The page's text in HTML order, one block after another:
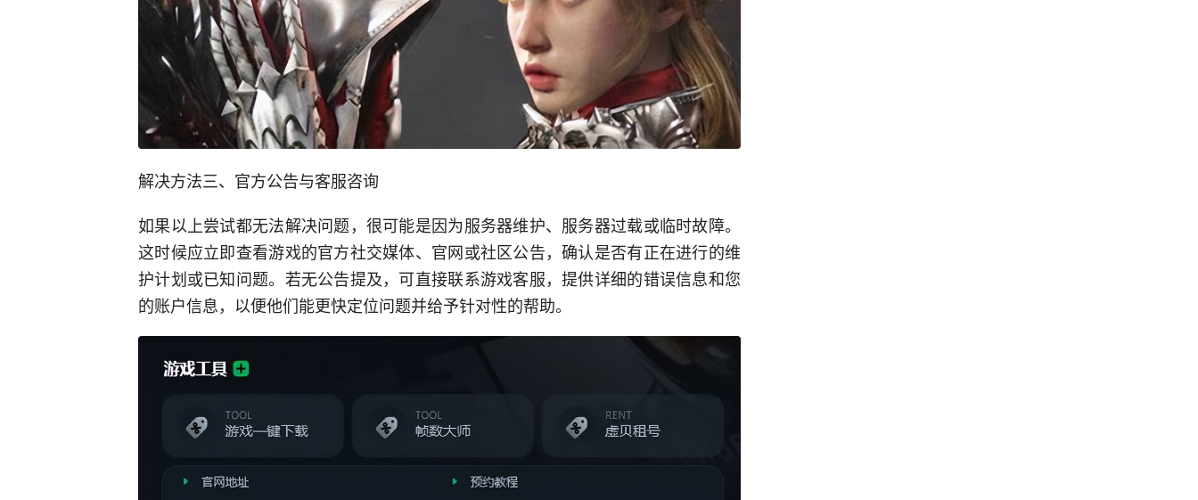
解决方法三、官方公告与客服咨询
如果以上尝试都无法解决问题，很可能是因为服务器维护、服务器过载或临时故障。
这时候应立即查看游戏的官方社交媒体、官网或社区公告，确认是否有正在进行的维
护计划或已知问题。若无公告提及，可直接联系游戏客服，提供详细的错误信息和您
的账户信息，以便他们能更快定位问题并给予针对性的帮助。